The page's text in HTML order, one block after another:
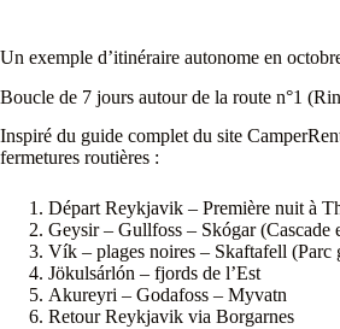
Un exemple d’itinéraire autonome en
Boucle de 7 jours autour de la route n°1
Inspiré du guide complet du site
fermetures routières :
Départ Reykjavik – Première nuit à
Geysir – Gullfoss – Skógar (Cascade
Vík – plages noires – Skaftafell (Parc
Jökulsárlón – fjords de l’Est
Akureyri – Godafoss – Myvatn
Retour Reykjavik via Borgarnes